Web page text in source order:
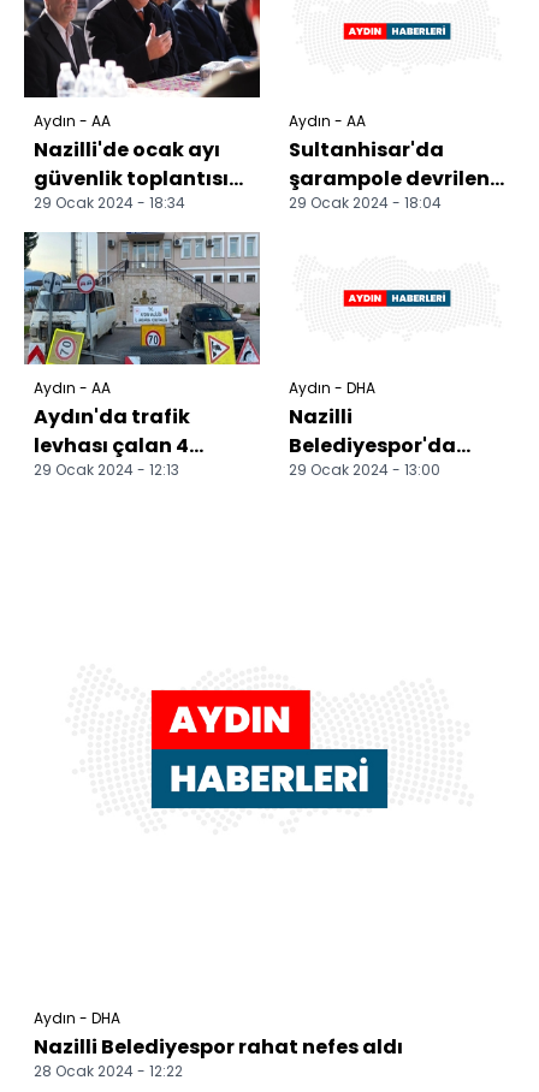
Aydın - AA
Nazilli'de ocak ayı
güvenlik toplantısı
yapıldı
29 Ocak 2024 - 18:34
Aydın - AA
Sultanhisar'da
şarampole devrilen
otomobildeki 4 kişi
29 Ocak 2024 - 18:04
Aydın - AA
Aydın'da trafik
levhası çalan 4
şüpheli yakalandı
29 Ocak 2024 - 12:13
Aydın - DHA
Nazilli
Belediyespor'da
Kağan Bağış bitiyor
29 Ocak 2024 - 13:00
Aydın - DHA
Nazilli Belediyespor rahat nefes aldı
28 Ocak 2024 - 12:22